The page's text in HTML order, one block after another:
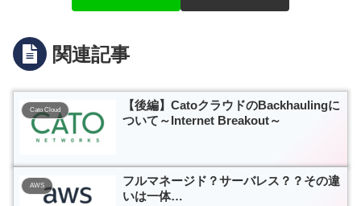
関連記事
Cato Cloud
【後編】CatoクラウドのBackhaulingに
ついて～Internet Breakout～
AWS
フルマネージド？サーバレス？？その違
いは一体…